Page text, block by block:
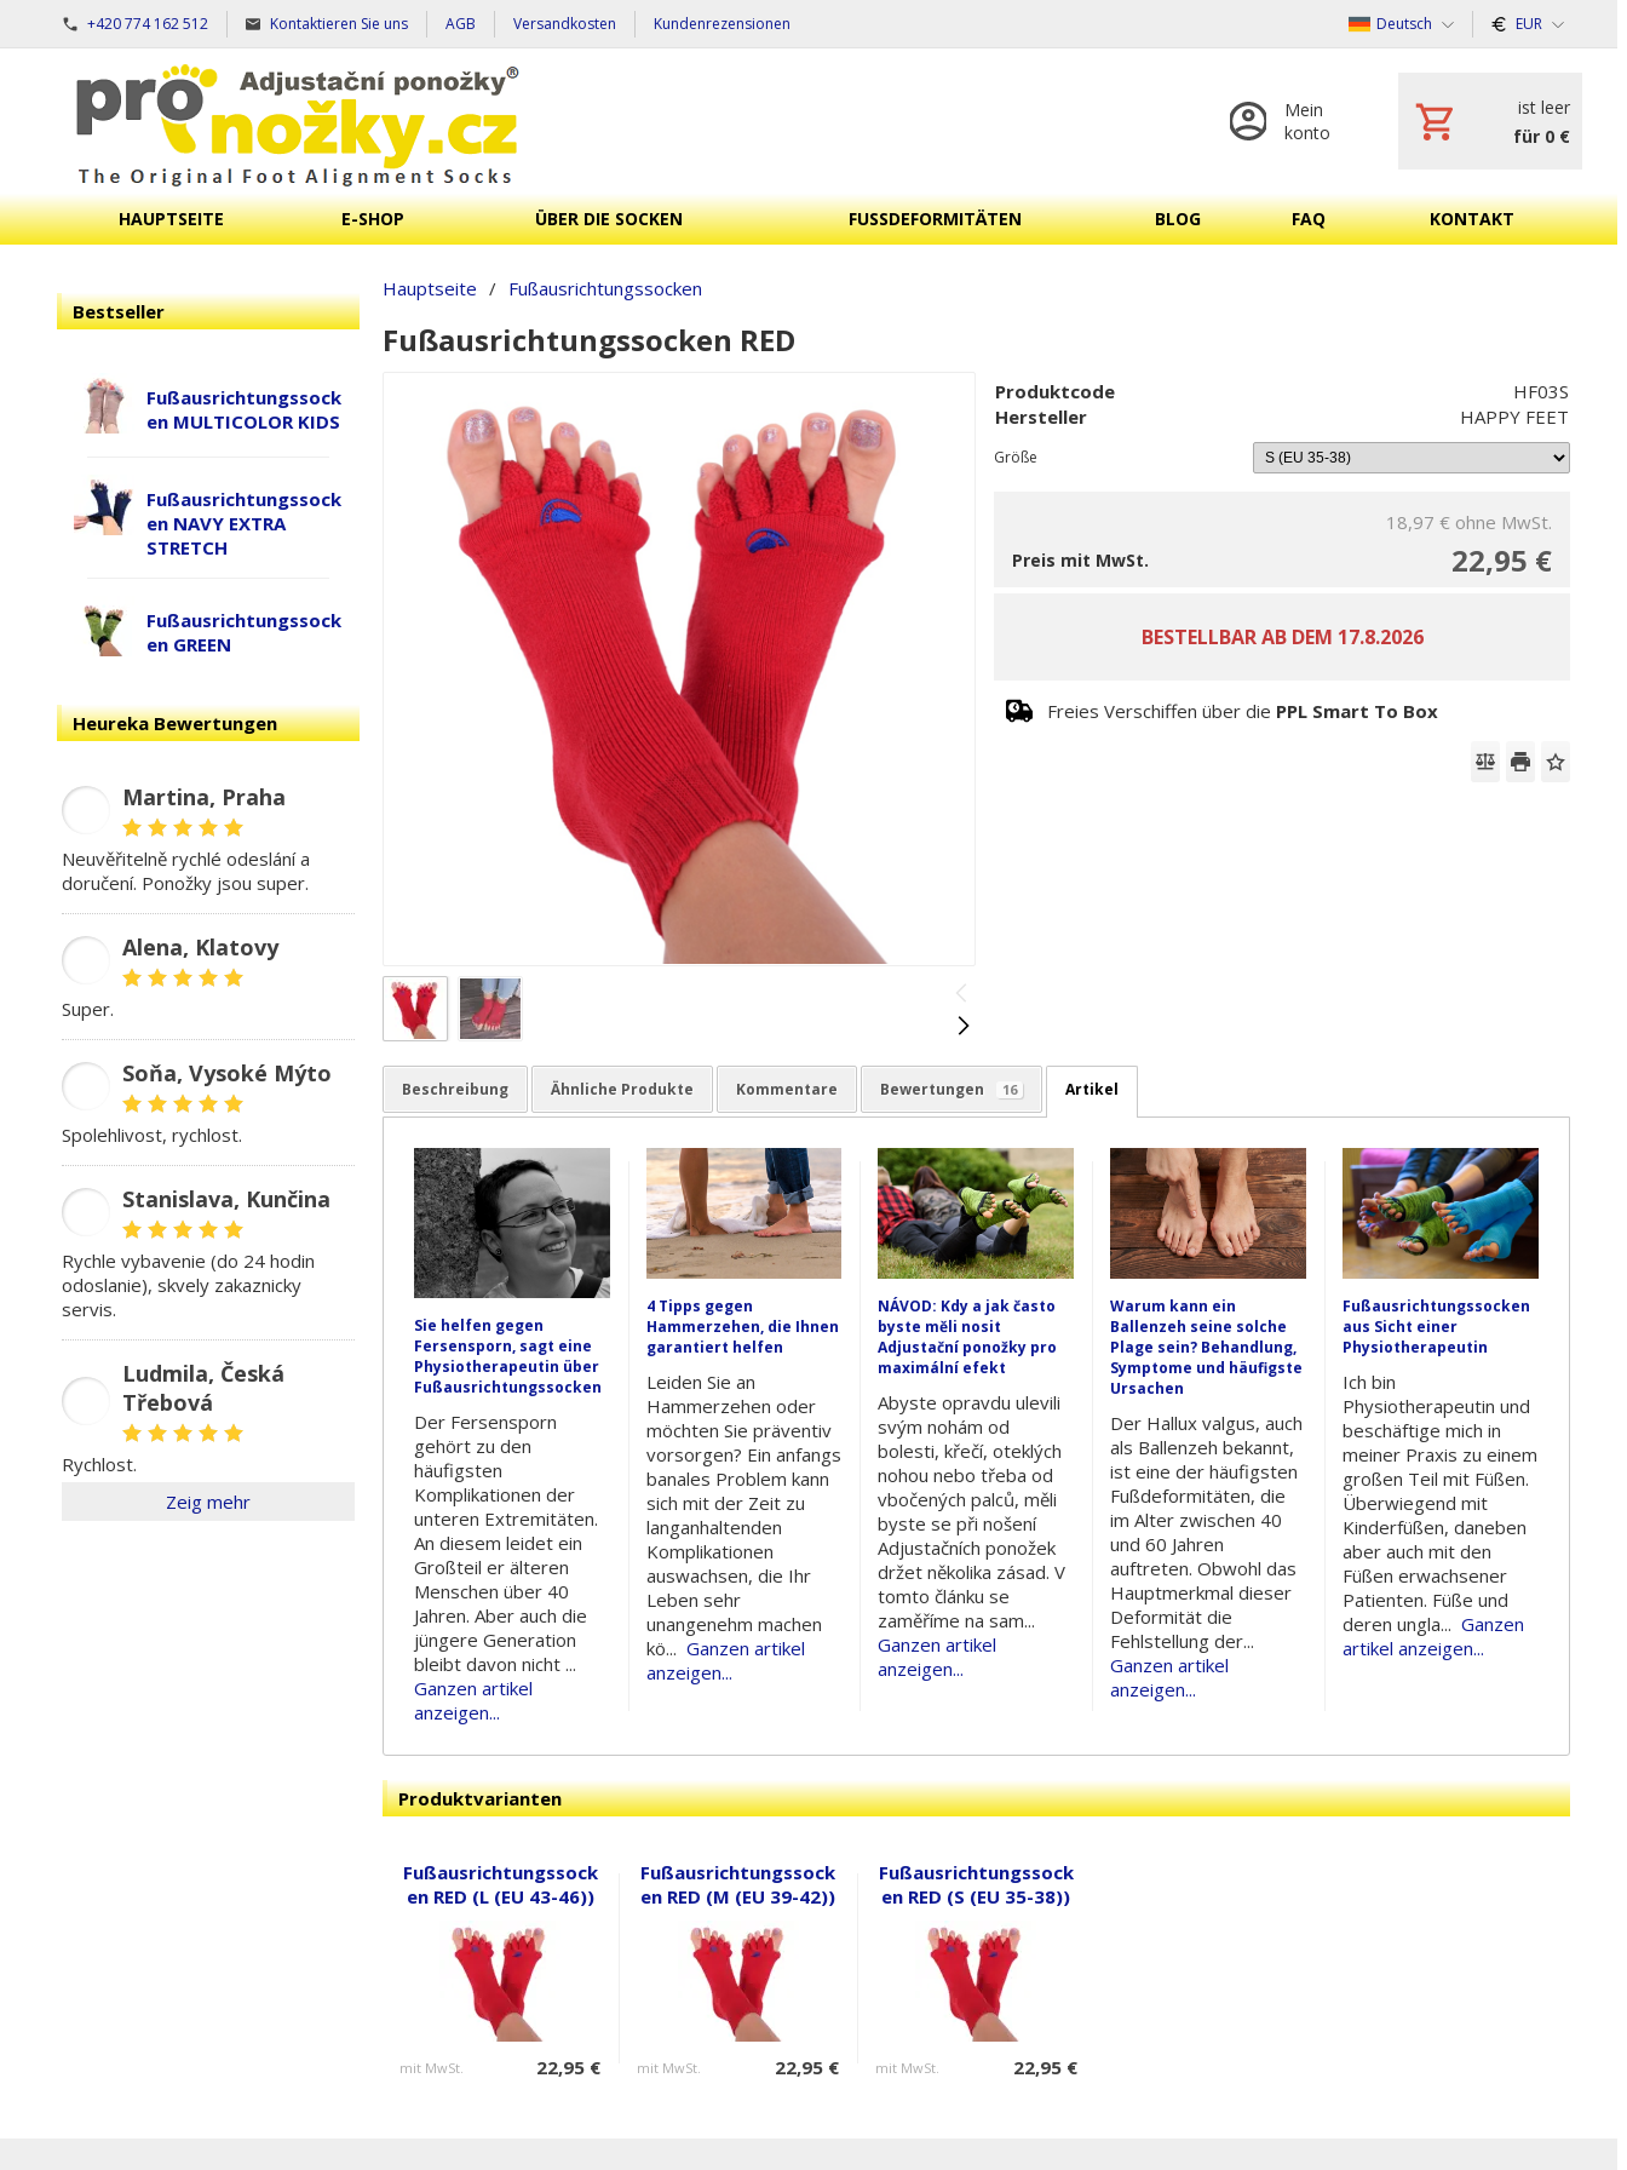
+420 774 162 512 Kontaktieren Sie uns AGB Versandkosten Kundenrezensionen Deutsch EUR
Mein
konto
ist leer
für 0 €
HAUPTSEITE E-SHOP ÜBER DIE SOCKEN FUSSDEFORMITÄTEN BLOG FAQ KONTAKT
Bestseller
Fußausrichtungssock
en MULTICOLOR KIDS
Fußausrichtungssock
en NAVY EXTRA
STRETCH
Fußausrichtungssock
en GREEN
Heureka Bewertungen
Martina, Praha
Neuvěřitelně rychlé odeslání a
doručení. Ponožky jsou super.
Alena, Klatovy
Super.
Soňa, Vysoké Mýto
spolehlivost, rychlost.
Stanislava, Kunčina
rychle vybavenie (do 24 hodin
odoslanie), skvely zakaznicky
servis.
Ludmila, Česká
Třebová
rychlost.
Zeig mehr
Hauptseite / Fußausrichtungssocken
Fußausrichtungssocken RED
Produktcode
HF03S
Hersteller
HAPPY FEET
Größe
18,97 € ohne MwSt.
22,95 €
Preis mit MwSt.
Freies Verschiffen über die PPL Smart To Box
Beschreibung Ähnliche Produkte Kommentare Bewertungen 16 Artikel
Sie helfen gegen
Fersensporn, sagt eine
Physiotherapeutin über
Fußausrichtungssocken
Der Fersensporn
gehört zu den
häufigsten
Komplikationen der
unteren Extremitäten.
An diesem leidet ein
Großteil er älteren
Menschen über 40
Jahren. Aber auch die
jüngere Generation
bleibt davon nicht ...
Ganzen artikel
anzeigen...
4 Tipps gegen
Hammerzehen, die Ihnen
garantiert helfen
Leiden Sie an
Hammerzehen oder
möchten Sie präventiv
vorsorgen? Ein anfangs
banales Problem kann
sich mit der Zeit zu
langanhaltenden
Komplikationen
auswachsen, die Ihr
Leben sehr
unangenehm machen
kö... Ganzen artikel
anzeigen...
NÁVOD: Kdy a jak často
byste měli nosit
Adjustační ponožky pro
maximální efekt
Abyste opravdu ulevili
svým nohám od
bolesti, křečí, oteklých
nohou nebo třeba od
vbočených palců, měli
byste se při nošení
Adjustačních ponožek
držet několika zásad. V
tomto článku se
zaměříme na sam...
Ganzen artikel
anzeigen...
Warum kann ein
Ballenzeh seine solche
Plage sein? Behandlung,
Symptome und häufigste
Ursachen
Der Hallux valgus, auch
als Ballenzeh bekannt,
ist eine der häufigsten
Fußdeformitäten, die
im Alter zwischen 40
und 60 Jahren
auftreten. Obwohl das
Hauptmerkmal dieser
Deformität die
Fehlstellung der...
Ganzen artikel
anzeigen...
Fußausrichtungssocken
aus Sicht einer
Physiotherapeutin
Ich bin
Physiotherapeutin und
beschäftige mich in
meiner Praxis zu einem
großen Teil mit Füßen.
Überwiegend mit
Kinderfüßen, daneben
aber auch mit den
Füßen erwachsener
Patienten. Füße und
deren ungla...Ganzen
artikel anzeigen...
Produktvarianten
Fußausrichtungssock
en RED (L (EU 43-46))
mit MwSt. 22,95 €
Fußausrichtungssock
en RED (M (EU 39-42))
mit MwSt. 22,95 €
Fußausrichtungssock
en RED (S (EU 35-38))
mit MwSt. 22,95 €